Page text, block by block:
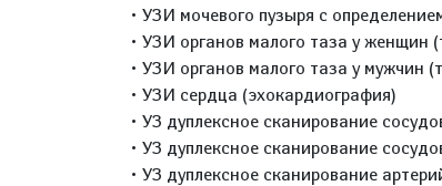
• УЗИ мочевого пузыря с
• УЗИ органов малого таза у женщин
• УЗИ органов малого таза у мужчин
• УЗИ сердца (эхокардиография)
• УЗ дуплексное сканирование
• УЗ дуплексное сканирование
• УЗ дуплексное сканирование